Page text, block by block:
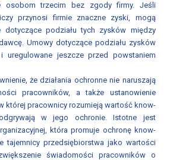
osobom trzecim bez zgody firmy. Jeśli
przynosi firmie znaczne zyski, mogą
podziału tych zysków między
Umowy dotyczące podziału zysków
uregulowane jeszcze przed powstaniem
że działania ochronne nie naruszają
pracowników, a także ustanowienie
której pracownicy rozumieją wartość know-
w jego ochronie. Istotne jest
która promuje ochronę know-
tajemnicy przedsiębiorstwa jako wartości
świadomości pracowników o